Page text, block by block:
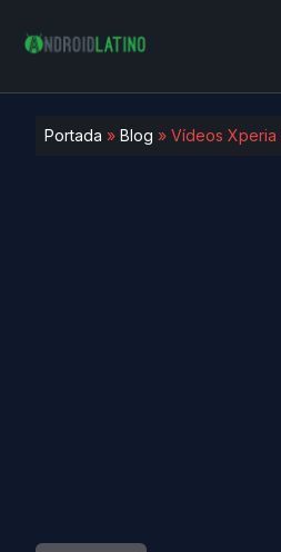
Portada » Blog » Vídeos Xperia